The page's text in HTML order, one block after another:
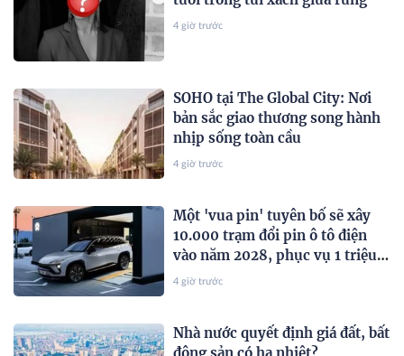
4 giờ trước
SOHO tại The Global City: Nơi
bản sắc giao thương song hành
nhịp sống toàn cầu
4 giờ trước
Một 'vua pin' tuyên bố sẽ xây
10.000 trạm đổi pin ô tô điện
vào năm 2028, phục vụ 1 triệu
xe mỗi ngày chỉ với 3 phút
4 giờ trước
Nhà nước quyết định giá đất, bất